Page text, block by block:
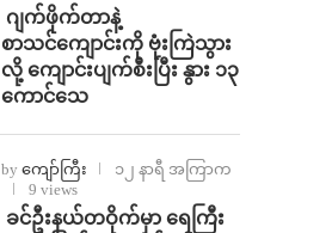
⁨⁩ ⁨ဂျက်ဖိုက်တာနဲ့
စာသင်ကျောင်းကို ဗုံးကြဲသွား
လို့ ကျောင်းပျက်စီးပြီး နွား ၁၃
ကောင်သေ
by ကျော်ကြီး
၁၂ နာရီ အကြာက
9 views
⁩ ⁨ခင်ဦးနယ်တဝိုက်မှာ ရေကြီး